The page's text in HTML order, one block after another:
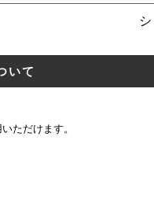
いて
ただけます。